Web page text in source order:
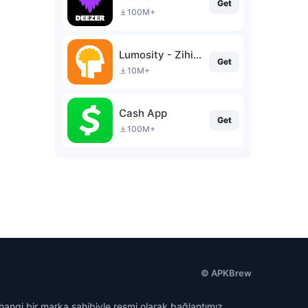
100M+
Get
Lumosity - Zihin Jimnastiği
10M+
Get
Cash App
100M+
Get
© APKBrew